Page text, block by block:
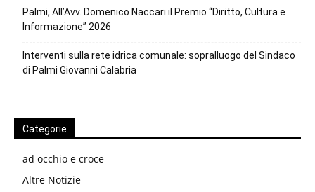
Palmi, All’Avv. Domenico Naccari il Premio “Diritto, Cultura e
Informazione” 2026
Interventi sulla rete idrica comunale: sopralluogo del Sindaco
di Palmi Giovanni Calabria
Categorie
ad occhio e croce
Altre Notizie